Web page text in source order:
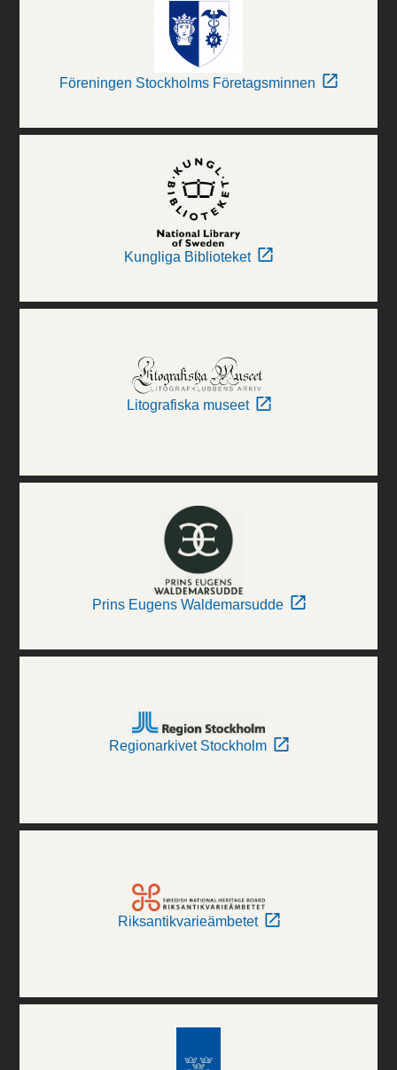
Föreningen Stockholms Företagsminnen
Kungliga Biblioteket
Litografiska museet
Prins Eugens Waldemarsudde
Regionarkivet Stockholm
Riksantikvarieämbetet